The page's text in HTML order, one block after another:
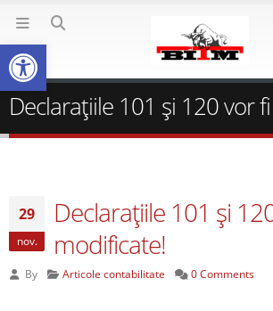
Declaraţiile 101 şi 120 vor
29
nov.
Declaraţiile 101 şi
modificate!
By Articole contabilitate 0 Comments
Deschide bara de